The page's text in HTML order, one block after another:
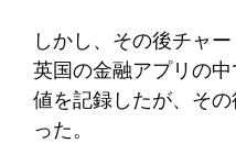
しかし、その後チャ
英国の金融アプリの
値を記録したが、そ
った。